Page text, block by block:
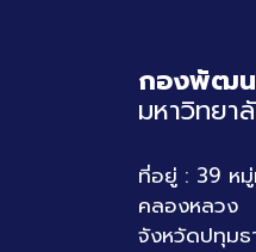
กองพัฒน
มหาวิทยา
ที่อยู่ : 39 ห
คลองหลวง
จังหวัดปทุมธ